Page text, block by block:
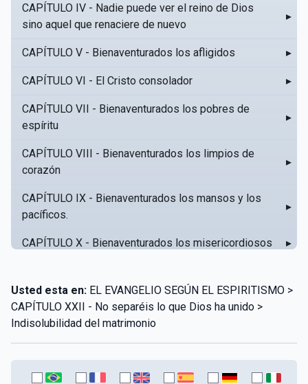
CAPÍTULO IV - Nadie puede ver el reino de Dios
sino aquel que renaciere de nuevo
▸
CAPÍTULO V - Bienaventurados los afligidos ▸
CAPÍTULO VI - El Cristo consolador ▸
CAPÍTULO VII - Bienaventurados los pobres de
espíritu
▸
CAPÍTULO VIII - Bienaventurados los limpios de
corazón
▸
CAPÍTULO IX - Bienaventurados los mansos y los
pacíficos.
▸
CAPÍTULO X - Bienaventurados los misericordiosos ▸
CAPÍTULO XII - Amad a vuestros enemigos
CAPÍTULO XIII - No sepa tu izquierda lo que hace tu
derecha
CAPÍTULO XIV - Honra a tu padre y a tu madre
Usted esta en: EL EVANGELIO SEGÚN EL ESPIRITISMO >
CAPÍTULO XXII - No separéis lo que Dios ha unido >
Indisolubilidad del matrimonio